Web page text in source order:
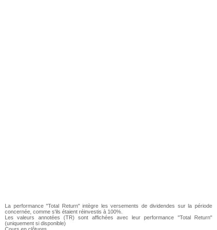
La performance "Total Return" intègre les versements de dividendes sur la période
concernée, comme s'ils étaient réinvestis à 100%.
Les valeurs annotées (TR) sont affichées avec leur performance "Total Return"
(uniquement si disponible)